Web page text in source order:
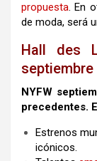
propuesta. En
de moda, será
Hall des
septiembre
NYFW
precedentes.
Estrenos
icónicos.